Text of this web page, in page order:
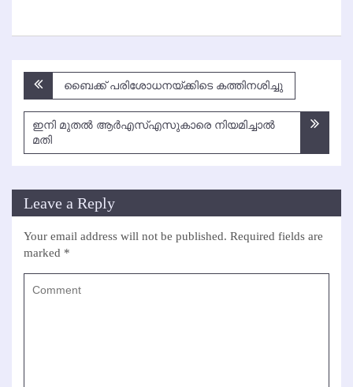
Post
navigation
ബൈക്ക് പരിശോധനയ്ക്കിടെ കത്തിനശിച്ചു
ഇനി മുതല്‍ ആര്‍എസ്എസുകാരെ നിയമിച്ചാല്‍
മതി
Leave a Reply
Your email address will not be published. Required fields are
marked *